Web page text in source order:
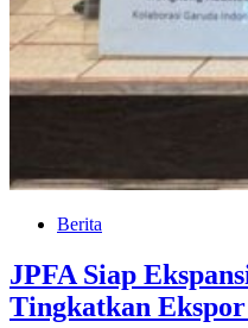
Berita
JPFA Siap
Tingkatkan